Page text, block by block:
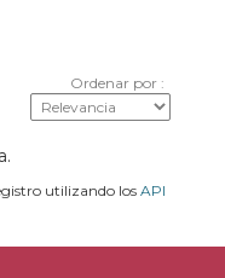
Ordenar por
utilizando los API